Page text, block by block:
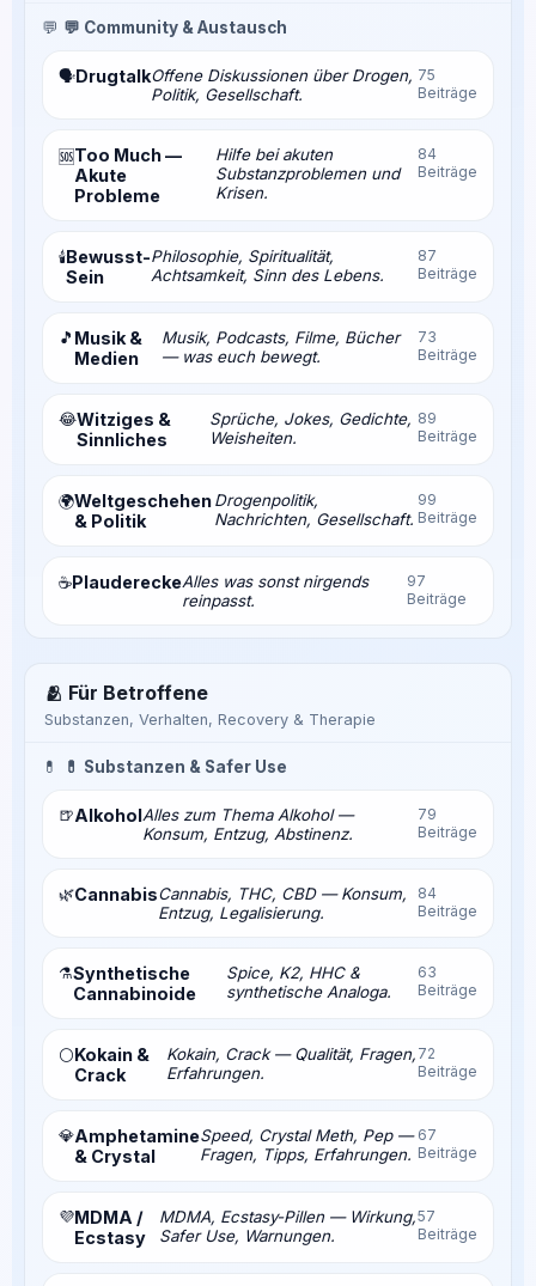
💬 💬 Community & Austausch
🗣️DrugtalkOffene Diskussionen über Drogen,
Politik, Gesellschaft.
75
Beiträge
🆘Too Much —
Akute
Probleme
Hilfe bei akuten
Substanzproblemen und
Krisen.
84
Beiträge
🕯️Bewusst-
Sein
Philosophie, Spiritualität,
Achtsamkeit, Sinn des Lebens.
87
Beiträge
🎵 Musik &
Medien
Musik, Podcasts, Filme, Bücher
— was euch bewegt.
73
Beiträge
😂Witziges &
Sinnliches
Sprüche, Jokes, Gedichte,
Weisheiten.
89
Beiträge
🌍Weltgeschehen
& Politik
Drogenpolitik,
Nachrichten, Gesellschaft.
99
Beiträge
☕PlaudereckeAlles was sonst nirgends
reinpasst.
97
Beiträge
🫂 Für Betroffene
Substanzen, Verhalten, Recovery & Therapie
💊 💊 Substanzen & Safer Use
🍺AlkoholAlles zum Thema Alkohol —
Konsum, Entzug, Abstinenz.
79
Beiträge
🌿CannabisCannabis, THC, CBD — Konsum,
Entzug, Legalisierung.
84
Beiträge
⚗️Synthetische
Cannabinoide
Spice, K2, HHC &
synthetische Analoga.
63
Beiträge
⚪Kokain &
Crack
Kokain, Crack — Qualität, Fragen,
Erfahrungen.
72
Beiträge
💎Amphetamine
& Crystal
Speed, Crystal Meth, Pep —
Fragen, Tipps, Erfahrungen.
67
Beiträge
💜MDMA /
Ecstasy
MDMA, Ecstasy-Pillen — Wirkung,
Safer Use, Warnungen.
57
Beiträge